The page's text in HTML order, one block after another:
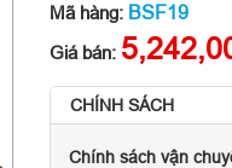
Mã hàng: BSF19
Giá bán:
CHÍNH SÁCH
Chính sách vận